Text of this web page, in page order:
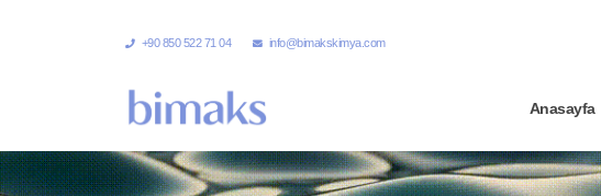
+90 850 522 71 04 info@bimakskimya.com
Anasayfa